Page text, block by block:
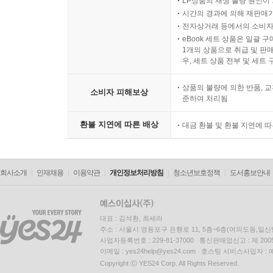
시간의 경과에 의해 재판매
전자상거래 등에서의 소비
eBook 세트 상품은 일괄 구
1개의 상품으로 취급 및 판
우, 세트 상품 전부 및 세트
소비자 피해보상
상품의 불량에 의한 반품,
준하여 처리됨
환불 지연에 따른 배상 대금 환불 및 환불 지연에
회사소개 인재채용 이용약관 개인정보처리방침 청소년보호정책 도서홍보안내
대표 : 김석환, 최세라
주소 : 서울시 영등포구 은행로 11, 5층~6층(여의도동,일신
사업자등록번호 : 229-81-37000 통신판매업신고 : 제
이메일 : yes24help@yes24.com 호스팅 서비스사업자 :
Copyright ⓒ YES24 Corp. All Rights Reserved.